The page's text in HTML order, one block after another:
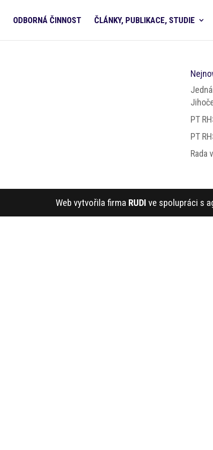
ODBORNÁ ČINNOST ČLÁNKY, PUBLIKACE, STUDIE
PT
PT
Rada
Web vytvořila firma RUDI ve spolupráci s